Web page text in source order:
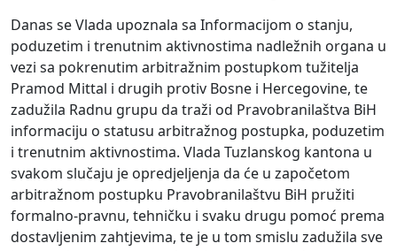
Danas se Vlada upoznala sa Informacijom o stanju,
poduzetim i trenutnim aktivnostima nadležnih organa u
vezi sa pokrenutim arbitražnim postupkom tužitelja
Pramod Mittal i drugih protiv Bosne i Hercegovine, te
zadužila Radnu grupu da traži od Pravobranilaštva BiH
informaciju o statusu arbitražnog postupka, poduzetim
i trenutnim aktivnostima. Vlada Tuzlanskog kantona u
svakom slučaju je opredjeljenja da će u započetom
arbitražnom postupku Pravobranilaštvu BiH pružiti
formalno-pravnu, tehničku i svaku drugu pomoć prema
dostavljenim zahtjevima, te je u tom smislu zadužila sve